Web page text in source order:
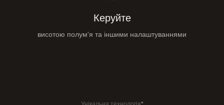
Керуйте
висотою полум'я та іншими налаштуваннями